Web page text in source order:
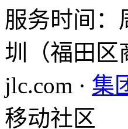
服务时间：
圳（福田区
jlc.com · 集
移动社区